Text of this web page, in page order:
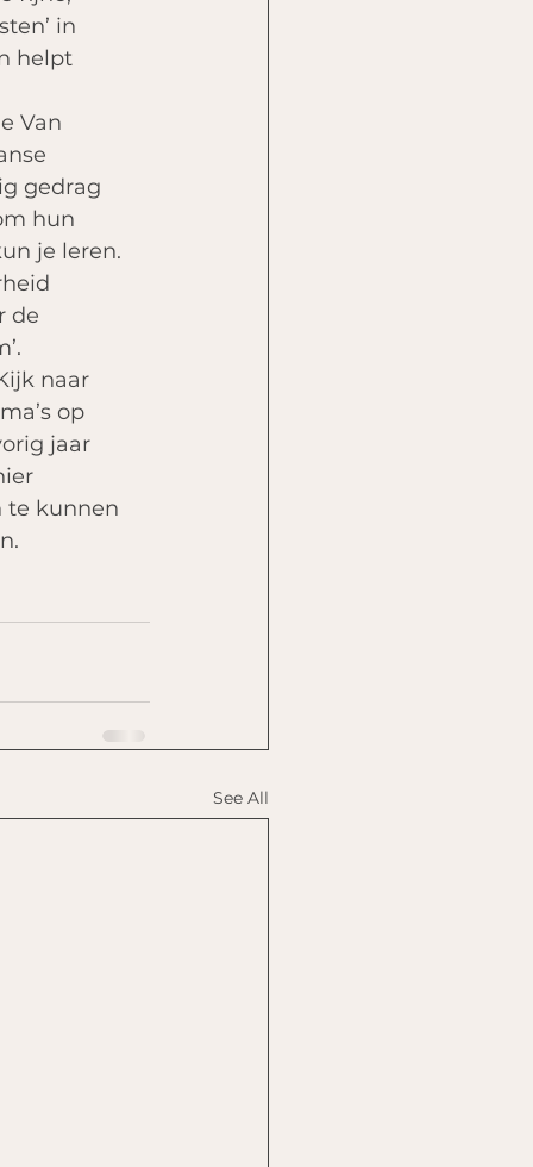
in
helpt
Van
gedrag
hun
je leren.
de
naar
op
jaar
te kunnen
See All